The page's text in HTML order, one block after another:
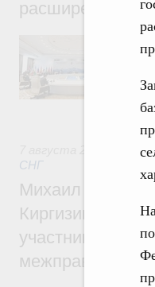
расширенном
СНГ
Михаил
Киргизии
участников